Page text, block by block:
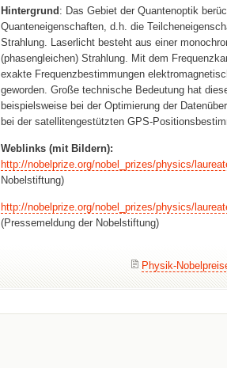
Hintergrund: Das Gebiet der Quantenoptik
Quanteneigenschaften, d.h. die
Strahlung. Laserlicht besteht aus einer
(phasengleichen) Strahlung. Mit dem
exakte Frequenzbestimmungen
geworden. Große technische Bedeutung hat
beispielsweise bei der Optimierung der
bei der satellitengestützten GPS-
Weblinks (mit Bildern):
http://nobelprize.org/nobel_prizes/physics/
Nobelstiftung)
http://nobelprize.org/nobel_prizes/physics/
(Pressemeldung der Nobelstiftung)
Physik-